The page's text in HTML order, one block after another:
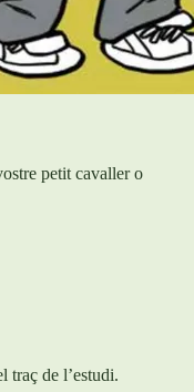
petit cavaller o
traç de l’estudi.